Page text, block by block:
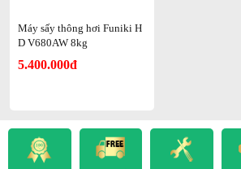
Máy sấy thông hơi Funiki H
D V680AW 8kg
5.400.000đ